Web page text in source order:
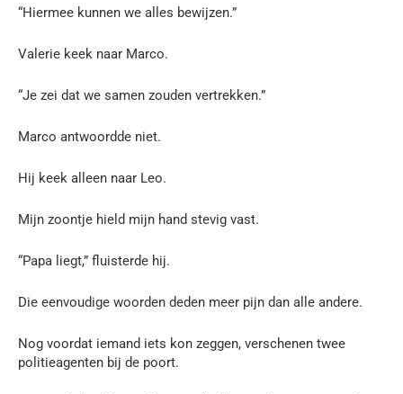
“Hiermee kunnen we alles bewijzen.”
Valerie keek naar Marco.
“Je zei dat we samen zouden vertrekken.”
Marco antwoordde niet.
Hij keek alleen naar Leo.
Mijn zoontje hield mijn hand stevig vast.
“Papa liegt,” fluisterde hij.
Die eenvoudige woorden deden meer pijn dan alle andere.
Nog voordat iemand iets kon zeggen, verschenen twee
politieagenten bij de poort.